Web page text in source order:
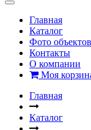
Главная
Каталог
Фото объектов
Контакты
О компании
Моя
Главная
Каталог